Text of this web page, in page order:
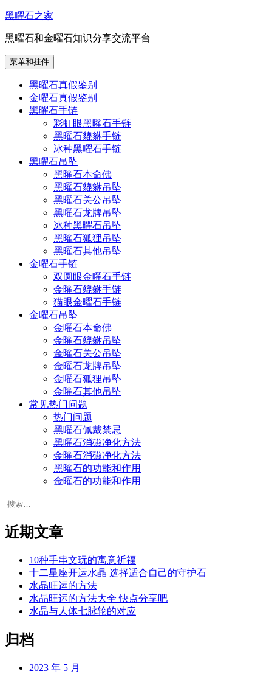
跳
内
容
黑曜石之家
黑曜石和金曜石知识分享交流平台
菜单和挂件
黑曜石真假鉴别
金曜石真假鉴别
黑曜石手链
彩虹眼黑曜石手链
黑曜石貔貅手链
冰种黑曜石手链
黑曜石吊坠
黑曜石本命佛
黑曜石貔貅吊坠
黑曜石关公吊坠
黑曜石龙牌吊坠
冰种黑曜石吊坠
黑曜石狐狸吊坠
黑曜石其他吊坠
金曜石手链
双圆眼金曜石手链
金曜石貔貅手链
猫眼金曜石手链
金曜石吊坠
金曜石本命佛
金曜石貔貅吊坠
金曜石关公吊坠
金曜石龙牌吊坠
金曜石狐狸吊坠
金曜石其他吊坠
常见热门问题
热门问题
黑曜石佩戴禁忌
黑曜石消磁净化方法
金曜石消磁净化方法
黑曜石的功能和作用
金曜石的功能和作用
搜
近期文章
10种手串文玩的寓意祈福
十二星座开运水晶 选择适合自己的守护石
水晶旺运的方法
水晶旺运的方法大全 快点分享吧
水晶与人体七脉轮的对应
归档
2023 年 5 月